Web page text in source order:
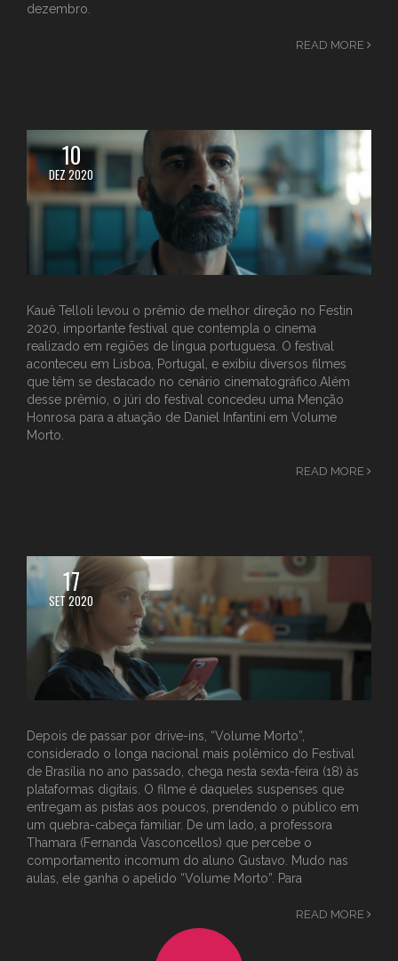
dezembro.
READ MORE
10
DEZ 2020
Kauê Telloli levou o prêmio de melhor direção no Festin
2020, importante festival que contempla o cinema
realizado em regiões de língua portuguesa. O festival
aconteceu em Lisboa, Portugal, e exibiu diversos filmes
que têm se destacado no cenário cinematográfico.Além
desse prêmio, o júri do festival concedeu uma Menção
Honrosa para a atuação de Daniel Infantini em Volume
Morto.
READ MORE
17
SET 2020
Depois de passar por drive-ins, “Volume Morto”,
considerado o longa nacional mais polêmico do Festival
de Brasília no ano passado, chega nesta sexta-feira (18) às
plataformas digitais. O filme é daqueles suspenses que
entregam as pistas aos poucos, prendendo o público em
um quebra-cabeça familiar. De um lado, a professora
Thamara (Fernanda Vasconcellos) que percebe o
comportamento incomum do aluno Gustavo. Mudo nas
aulas, ele ganha o apelido “Volume Morto”. Para
READ MORE